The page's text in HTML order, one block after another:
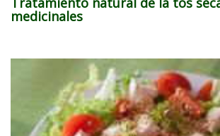
medicinales